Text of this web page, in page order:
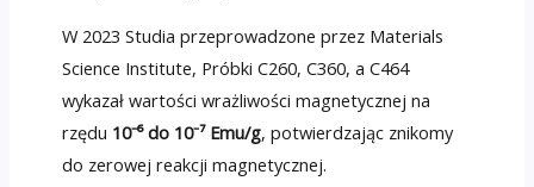
W 2023 Studia przeprowadzone przez Materials
Science Institute, Próbki C260, C360, a C464
wykazał wartości wrażliwości magnetycznej na
rzędu 10⁻⁶ do 10⁻⁷ Emu/g, potwierdzając znikomy
do zerowej reakcji magnetycznej.